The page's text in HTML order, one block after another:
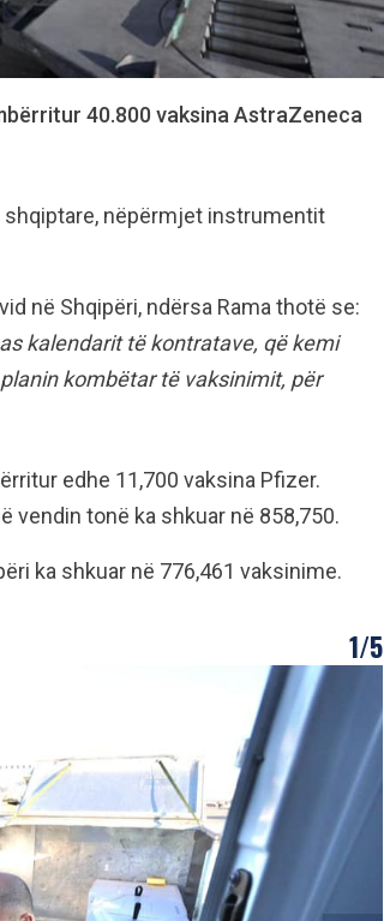
40.800 vaksina AstraZeneca
nëpërmjet instrumentit
në Shqipëri, ndërsa Rama thotë se:
kalendarit të kontratave, që kemi
kombëtar të vaksinimit, për
edhe 11,700 vaksina Pfizer.
vendin tonë ka shkuar në 858,750.
ka shkuar në 776,461 vaksinime.
1/5